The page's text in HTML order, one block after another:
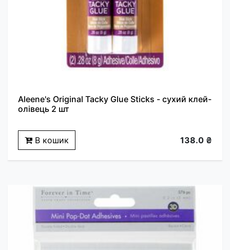
Aleene's Original Tacky Glue Sticks - сухий клей-
олівець 2 шт
В кошик 138.0 ₴